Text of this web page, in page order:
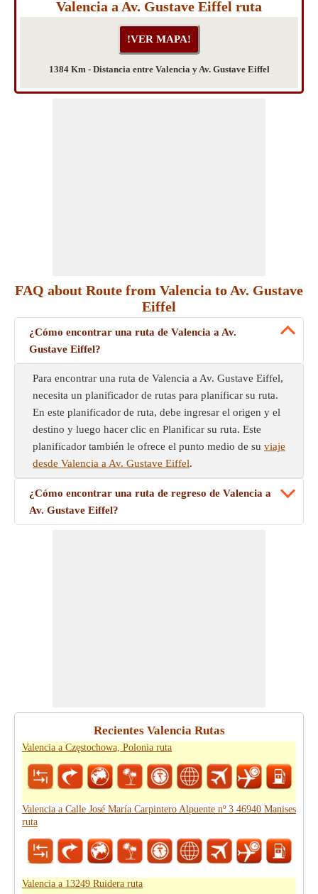
Valencia a Av. Gustave Eiffel ruta
1384 Km - Distancia entre Valencia y Av. Gustave Eiffel
FAQ about Route from Valencia to Av. Gustave
Eiffel
¿Cómo encontrar una ruta de Valencia a Av.
Gustave Eiffel?
Para encontrar una ruta de Valencia a Av. Gustave Eiffel,
necesita un planificador de rutas para planificar su ruta.
En este planificador de ruta, debe ingresar el origen y el
destino y luego hacer clic en Planificar su ruta. Este
planificador también le ofrece el punto medio de su viaje
desde Valencia a Av. Gustave Eiffel.
¿Cómo encontrar una ruta de regreso de Valencia a
Av. Gustave Eiffel?
Recientes Valencia Rutas
Valencia a Częstochowa, Polonia ruta
Valencia a Calle José María Carpintero Alpuente nº 3 46940 Manises
ruta
Valencia a 13249 Ruidera ruta